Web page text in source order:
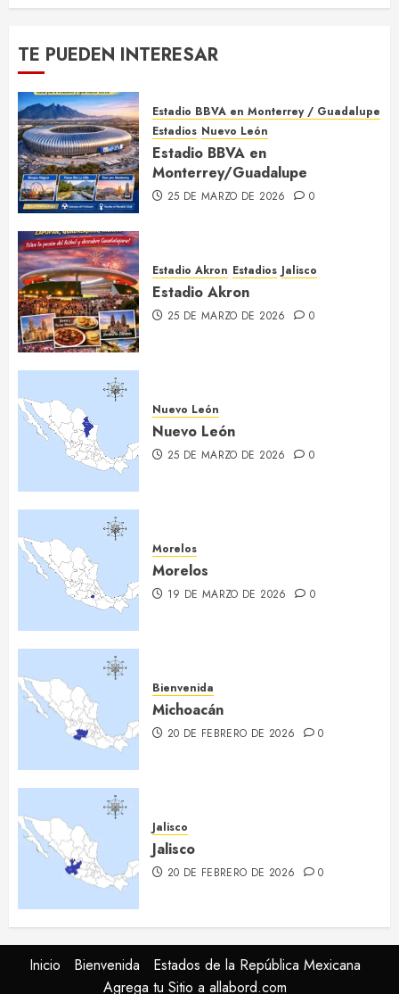
TE PUEDEN INTERESAR
Estadio BBVA en Monterrey / Guadalupe
Estadios Nuevo León
Estadio BBVA en
Monterrey/Guadalupe
25 DE MARZO DE 2026 0
Estadio Akron Estadios Jalisco
Estadio Akron
25 DE MARZO DE 2026 0
Nuevo León
Nuevo León
25 DE MARZO DE 2026 0
Morelos
Morelos
19 DE MARZO DE 2026 0
Bienvenida
Michoacán
20 DE FEBRERO DE 2026 0
Jalisco
Jalisco
20 DE FEBRERO DE 2026 0
Inicio Bienvenida
Estados de la República Mexicana
Agrega tu Sitio a allabord.com